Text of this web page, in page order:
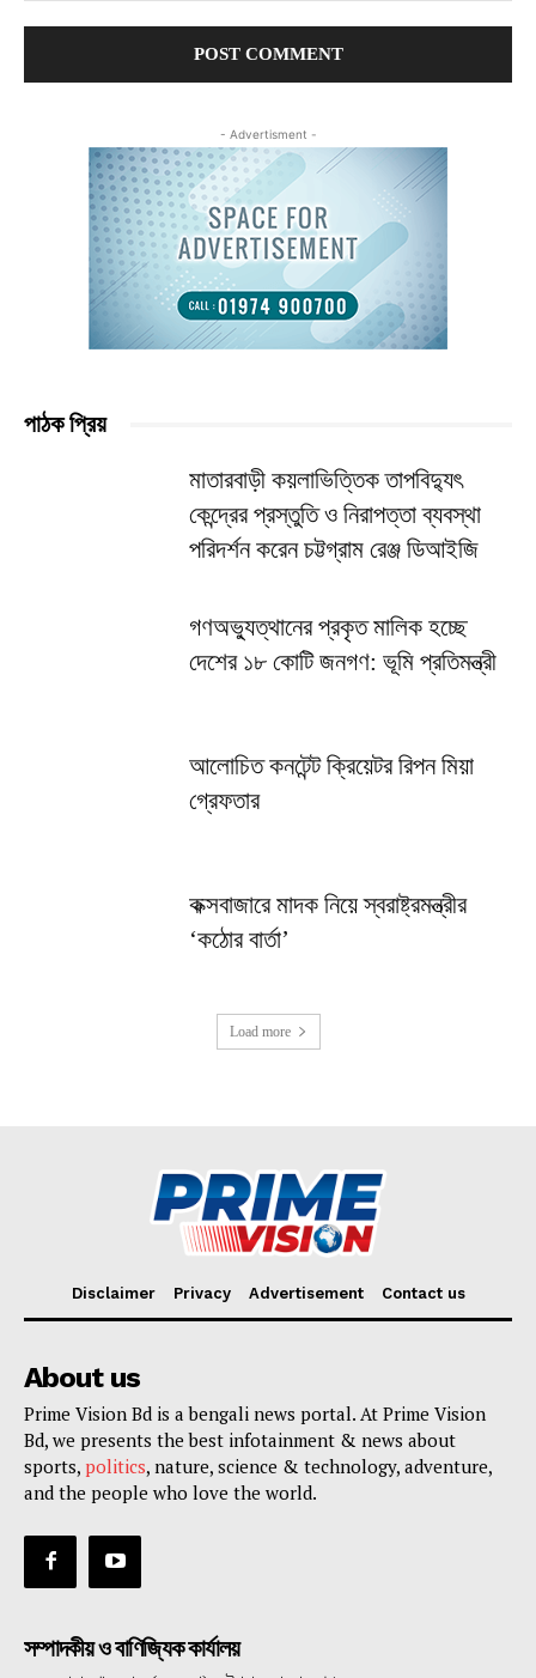
- Advertisment -
পাঠক প্রিয়
মাতারবাড়ী কয়লাভিত্তিক তাপবিদ্যুৎ
কেন্দ্রের প্রস্তুতি ও নিরাপত্তা ব্যবস্থা
পরিদর্শন করেন চট্টগ্রাম রেঞ্জ ডিআইজি
গণঅভ্যুত্থানের প্রকৃত মালিক হচ্ছে
দেশের ১৮ কোটি জনগণ: ভূমি প্রতিমন্ত্রী
আলোচিত কনটেন্ট ক্রিয়েটর রিপন মিয়া
গ্রেফতার
কক্সবাজারে মাদক নিয়ে স্বরাষ্ট্রমন্ত্রীর
‘কঠোর বার্তা’
Load more
Disclaimer Privacy Advertisement Contact us
About us
Prime Vision Bd is a bengali news portal. At Prime Vision
Bd, we presents the best infotainment & news about
sports, politics, nature, science & technology, adventure,
and the people who love the world.
সম্পাদকীয় ও বাণিজ্যিক কার্যালয়